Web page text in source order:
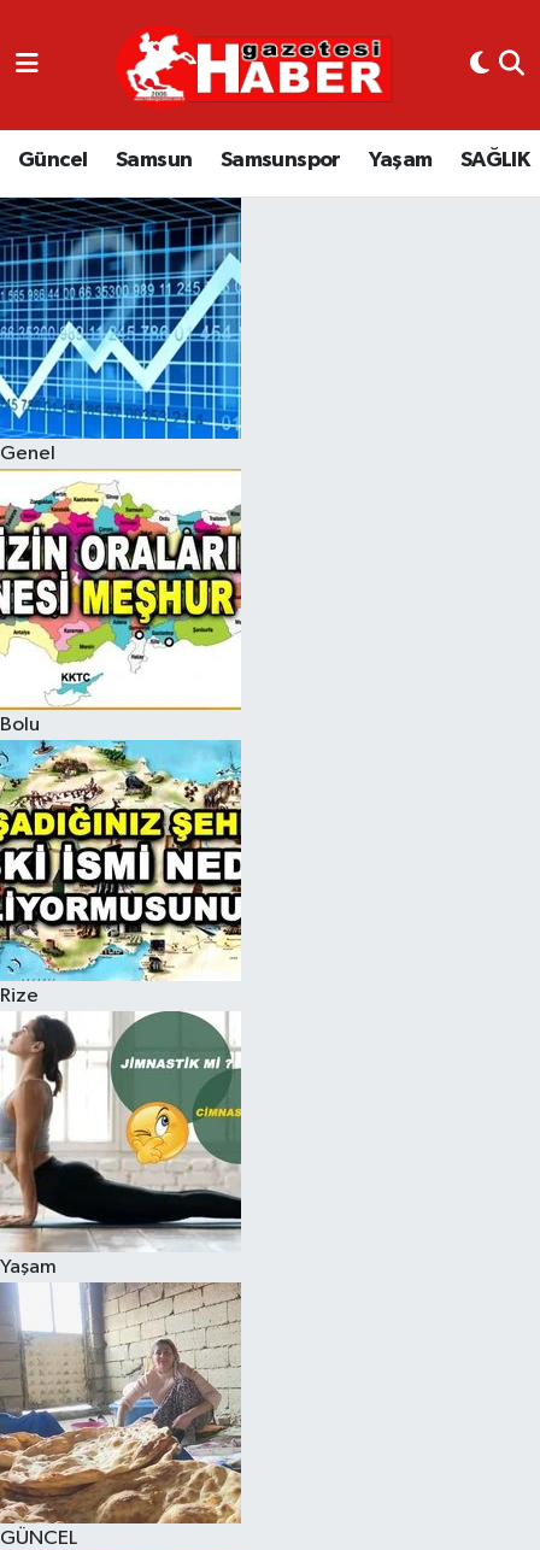
Güncel Samsun Samsunspor Yaşam SAĞLIK
Genel
Bolu
Rize
Yaşam
GÜNCEL
GÜNCEL
SAMSUN
SAMSUNSPOR
EKONOMİ
YAŞAM